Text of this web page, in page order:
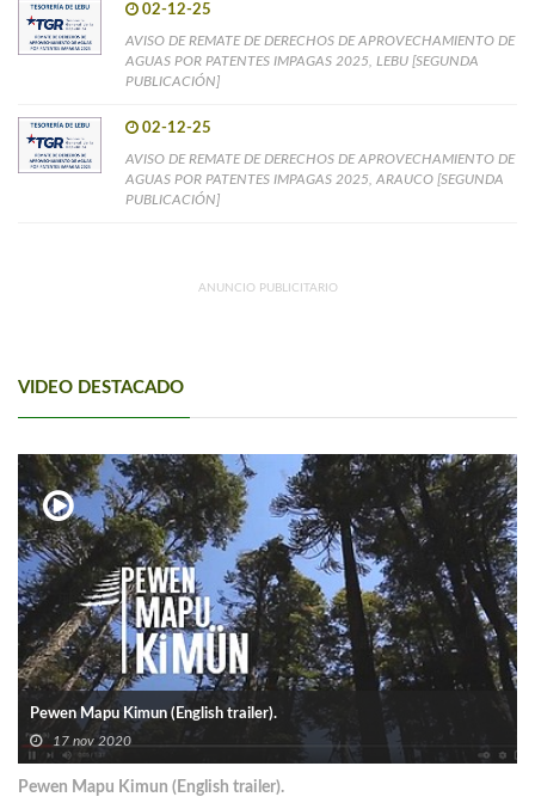
02-12-25
AVISO DE REMATE DE DERECHOS DE APROVECHAMIENTO DE
AGUAS POR PATENTES IMPAGAS 2025, LEBU [SEGUNDA
PUBLICACIÓN]
02-12-25
AVISO DE REMATE DE DERECHOS DE APROVECHAMIENTO DE
AGUAS POR PATENTES IMPAGAS 2025, ARAUCO [SEGUNDA
PUBLICACIÓN]
ANUNCIO PUBLICITARIO
VIDEO DESTACADO
Pewen Mapu Kimun (English trailer).
17 nov 2020
Pewen Mapu Kimun (English trailer).